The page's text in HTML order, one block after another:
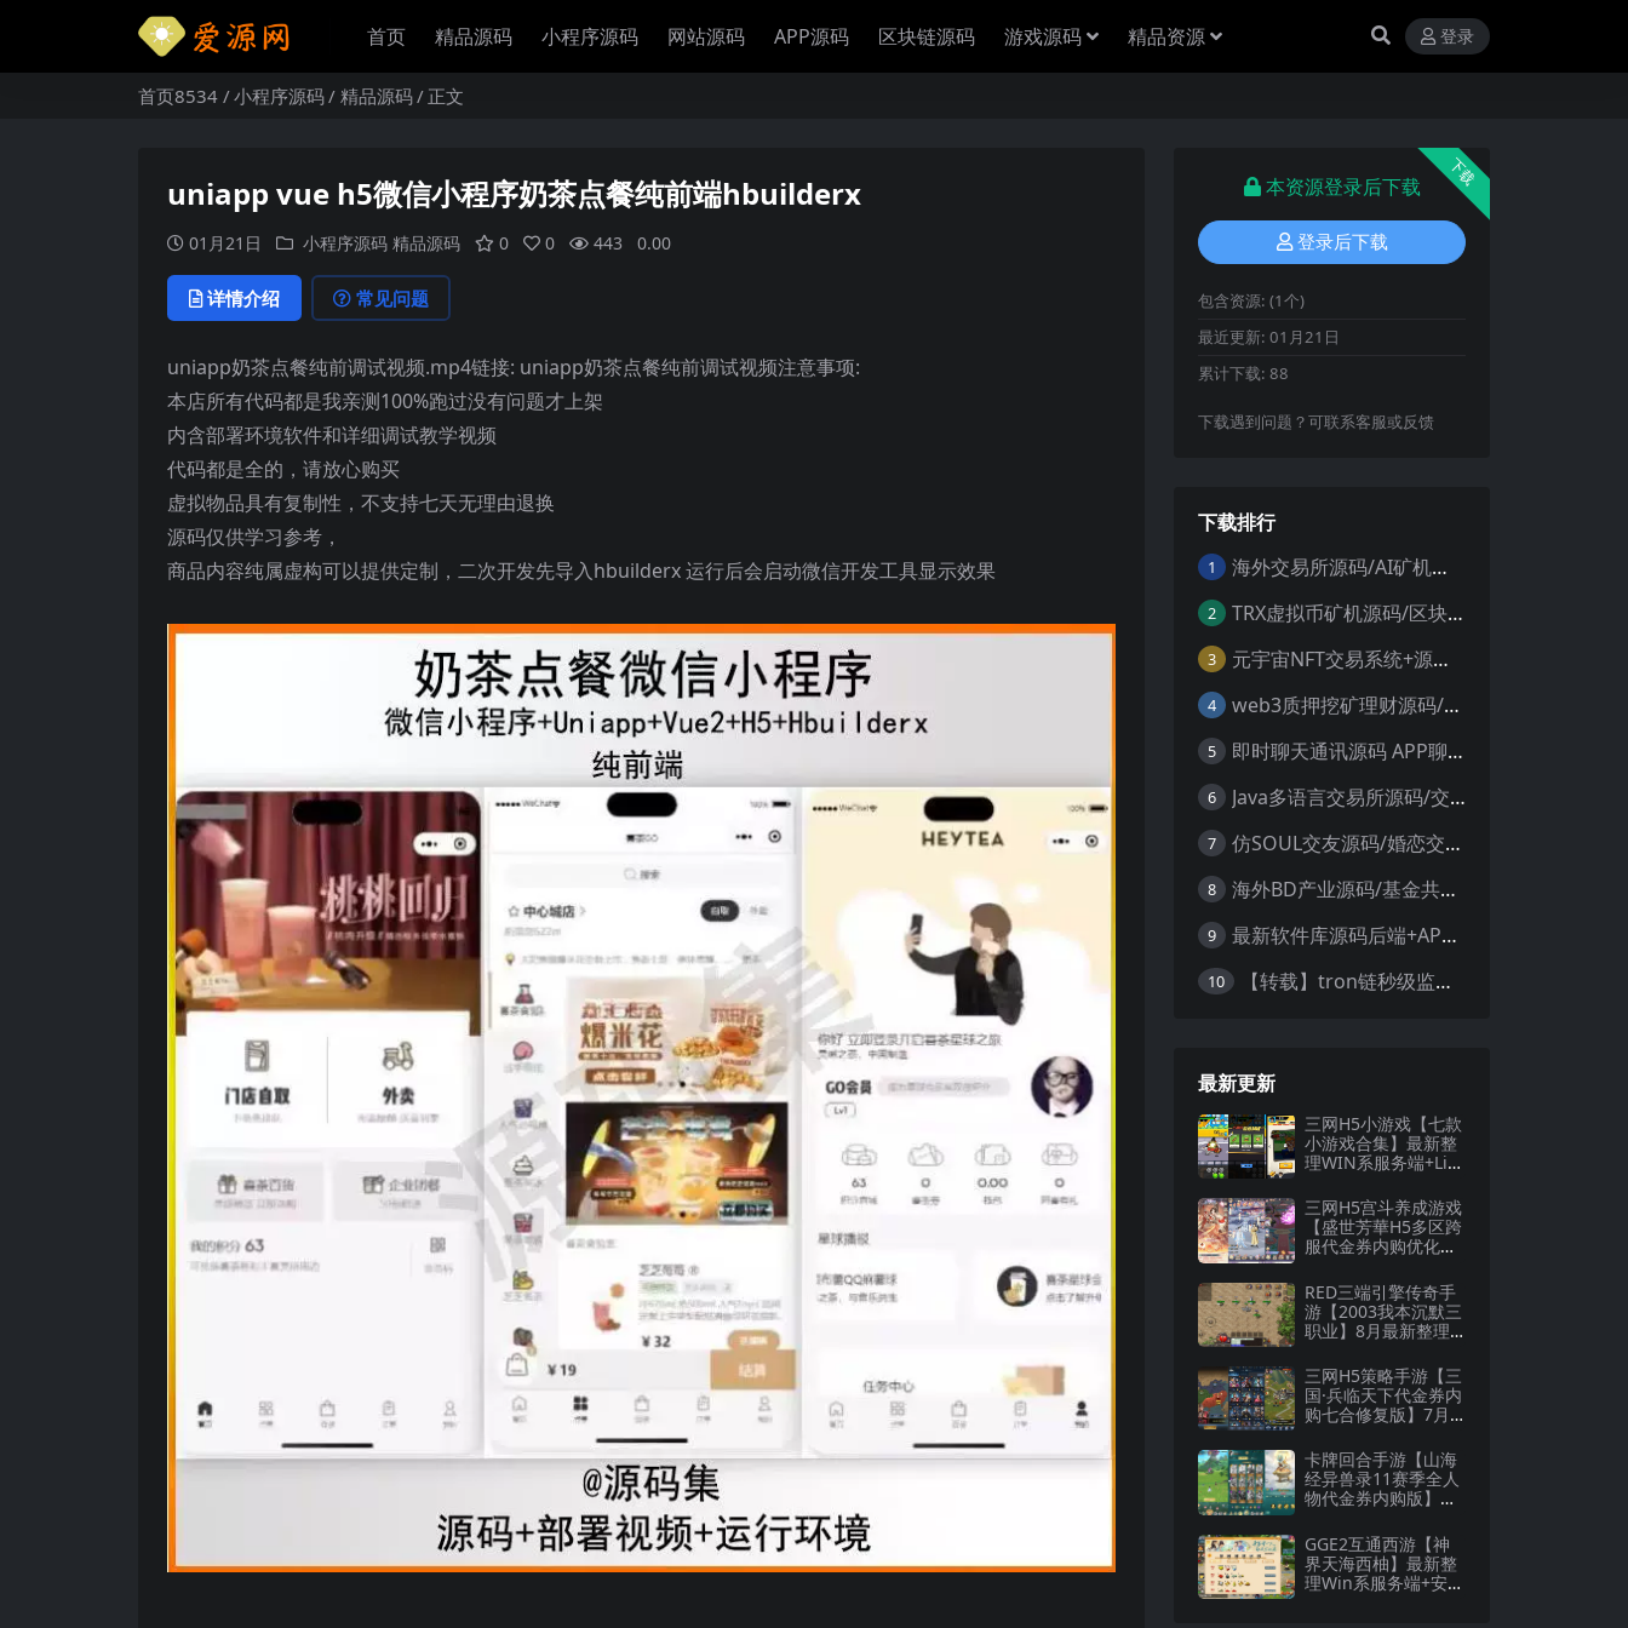
首页 精品源码 小程序源码 网站源码 APP源码 区块链源码 游戏源码 精品资源 登录
首页8534 小程序源码 精品源码 正文
uniapp vue h5微信小程序奶茶点餐纯前端hbuilderx
01月21日 小程序源码 精品源码 0 0 443 0.00
详情介绍 常见问题
uniapp奶茶点餐纯前调试视频.mp4链接: uniapp奶茶点餐纯前调试视频注意事项:
本店所有代码都是我亲测100%跑过没有问题才上架
内含部署环境软件和详细调试教学视频
代码都是全的，请放心购买
虚拟物品具有复制性，不支持七天无理由退换
源码仅供学习参考，
商品内容纯属虚构可以提供定制，二次开发先导入hbuilderx 运行后会启动微信开发工具显示效果
下载
本资源登录后下载
登录后下载
包含资源: (1个)
最近更新: 01月21日
累计下载: 88
下载遇到问题？可联系客服或反馈
下载排行
1 海外交易所源码/AI矿机系统源码 加密货币交易所 智能交易所源码
2 TRX虚拟币矿机源码/区块链矿机交易系统源码/支持 4国语言+usdt充值+搭建视频教程
3 元宇宙NFT交易系统+源码数字藏品3D合成+空投盲盒玩法抽集卡
4 web3质押挖矿理财源码/PHP理财源码
5 即时聊天通讯源码 APP聊天通讯源码 安卓+ios带后端源码控制
6 Java多语言交易所源码/交割合约/永续合约/币币/java服务端
7 仿SOUL交友源码/婚恋交友源码/社交友附近人婚恋约仿陌陌APP源码系统
8 海外BD产业源码/基金共享投资理财源码
9 最新软件库源码后端+APP端源码
10 【转载】tron链秒级监控授权+查余额+提币 全开源带视频教程文字教程
最新更新
三网H5小游戏【七款
小游戏合集】最新整
理WIN系服务端+Lin
搭建教程
三网H5宫斗养成游戏
【盛世芳華H5多区跨
服代金券内购优化
ux手工服务端+CDK
授权后台+全资源安
卓+详细搭建教程
RED三端引擎传奇手
游【2003我本沉默三
职业】8月最新整理W
+详细搭建教程
三网H5策略手游【三
国·兵临天下代金券内
购七合修复版】7月
服务端+管理后台+G
M授权后台+详细搭建
教程
卡牌回合手游【山海
经异兽录11赛季全人
物代金券内购版】最
+授权GM后台+管理
后台+热更修改工具
+安卓+详细搭建教程
GGE2互通西游【神
界天海西柚】最新整
理Win系服务端+安卓